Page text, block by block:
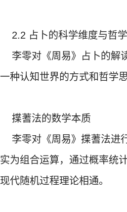
2.2 占卜的科学维度与哲
李零对《周易》占卜的解
一种认知世界的方式和哲学
揲蓍法的数学本质
李零对《周易》揲蓍法进
实为组合运算，通过概率统
现代随机过程理论相通。